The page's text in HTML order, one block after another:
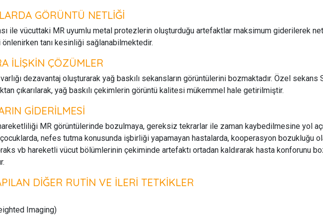
GÖRÜNTÜ NETLİĞİ
ile vücuttaki MR uyumlu metal protezlerin oluşturduğu artefaktlar maksimum giderilerek
tanı kesinliği sağlanabilmektedir.
İLİŞKİN ÇÖZÜMLER
dezavantaj oluşturarak yağ baskılı sekansların görüntülerini bozmaktadır. Özel sekans
çıkarılarak, yağ baskılı çekimlerin görüntü kalitesi mükemmel hale getirilmiştir.
GİDERİLMESİ
MR görüntülerinde bozulmaya, gereksiz tekrarlar ile zaman kaybedilmesine yol
nefes tutma konusunda işbirliği yapamayan hastalarda, kooperasyon bozukluğu
vb hareketli vücut bölümlerinin çekiminde artefaktı ortadan kaldırarak hasta konforunu
DİĞER RUTİN VE İLERİ TETKİKLER
Imaging)